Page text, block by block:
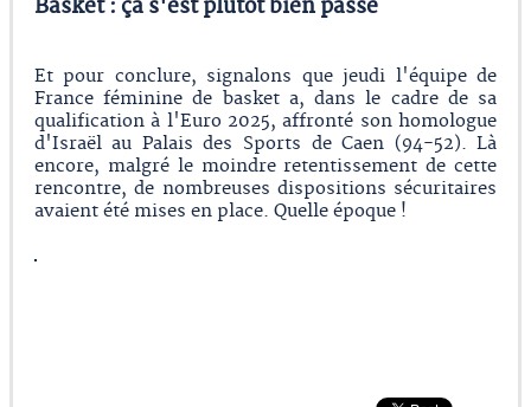
Basket : ça s'est plutôt bien passé
Et pour conclure, signalons que jeudi l'équipe de
France féminine de basket a, dans le cadre de sa
qualification à l'Euro 2025, affronté son homologue
d'Israël au Palais des Sports de Caen (94-52). Là
encore, malgré le moindre retentissement de cette
rencontre, de nombreuses dispositions sécuritaires
avaient été mises en place. Quelle époque !